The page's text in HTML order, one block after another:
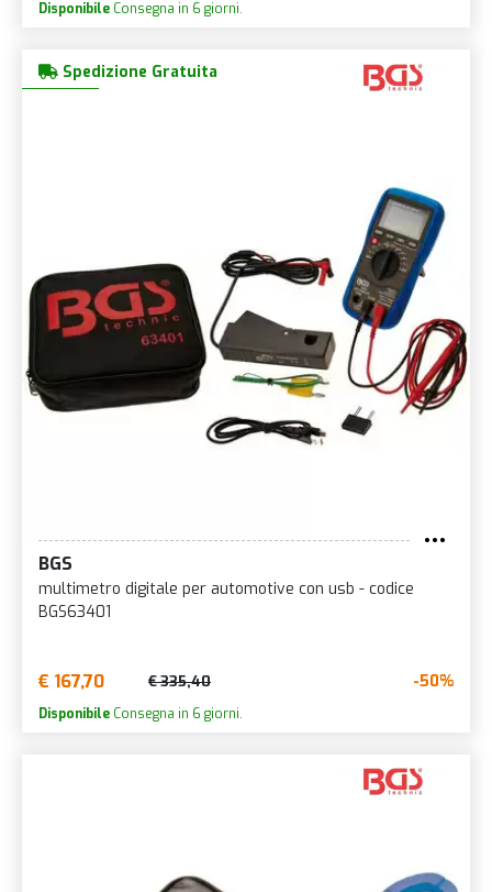
Disponibile Consegna in 6 giorni.
Spedizione Gratuita
BGS
multimetro digitale per automotive con usb - codice
BGS63401
€ 167,70 € 335,40 -50%
Disponibile Consegna in 6 giorni.